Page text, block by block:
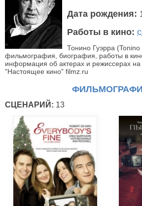
Дата рождения:
Работы в кино:
Тонино Гуэрра (Tonino
фильмография, биография, работы в
информация об актерах и режиссерах на
"Настоящее кино" filmz.ru
СЦЕНАРИЙ: 13